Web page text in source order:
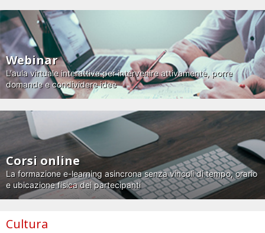
Webinar
L'aula virtuale interattiva per intervenire attivamente, porre
domande e condividere idee
Corsi online
La formazione e-learning asincrona senza vincoli di tempo, orario
e ubicazione fisica dei partecipanti
Cultura